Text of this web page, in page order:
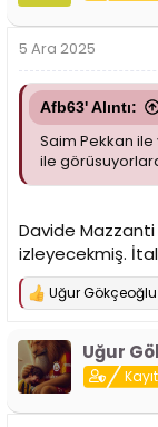
5 Ara 2025
Afb63' Alıntı:
Saim Pekkan ile
ile
Davide
izleyecekmiş.
T
k
i
l
Uğur Gökçeoğlu
Uğur